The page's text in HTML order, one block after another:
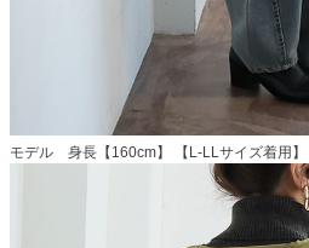
モデル 身長【160cm】 【L-LLサイズ着用】